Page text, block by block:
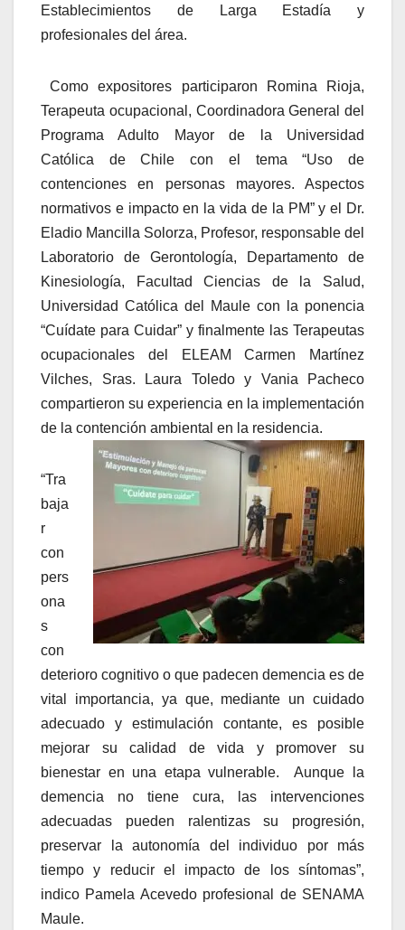
Establecimientos de Larga Estadía y
profesionales del área.
Como expositores participaron Romina Rioja,
Terapeuta ocupacional, Coordinadora General del
Programa Adulto Mayor de la Universidad
Católica de Chile con el tema “Uso de
contenciones en personas mayores. Aspectos
normativos e impacto en la vida de la PM” y el Dr.
Eladio Mancilla Solorza, Profesor, responsable del
Laboratorio de Gerontología, Departamento de
Kinesiología, Facultad Ciencias de la Salud,
Universidad Católica del Maule con la ponencia
“Cuídate para Cuidar” y finalmente las Terapeutas
ocupacionales del ELEAM Carmen Martínez
Vilches, Sras. Laura Toledo y Vania Pacheco
compartieron su experiencia en la implementación
de la contención ambiental en la residencia.
“Tra
baja
r
con
pers
ona
s
con
deterioro cognitivo o que padecen demencia es de
vital importancia, ya que, mediante un cuidado
adecuado y estimulación contante, es posible
mejorar su calidad de vida y promover su
bienestar en una etapa vulnerable. Aunque la
demencia no tiene cura, las intervenciones
adecuadas pueden ralentizas su progresión,
preservar la autonomía del individuo por más
tiempo y reducir el impacto de los síntomas”,
indico Pamela Acevedo profesional de SENAMA
Maule.